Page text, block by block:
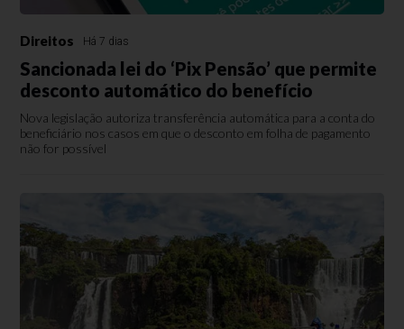
Direitos Há 7 dias
Sancionada lei do ‘Pix Pensão’ que permite
desconto automático do benefício
Nova legislação autoriza transferência automática para a conta do
beneficiário nos casos em que o desconto em folha de pagamento
não for possível